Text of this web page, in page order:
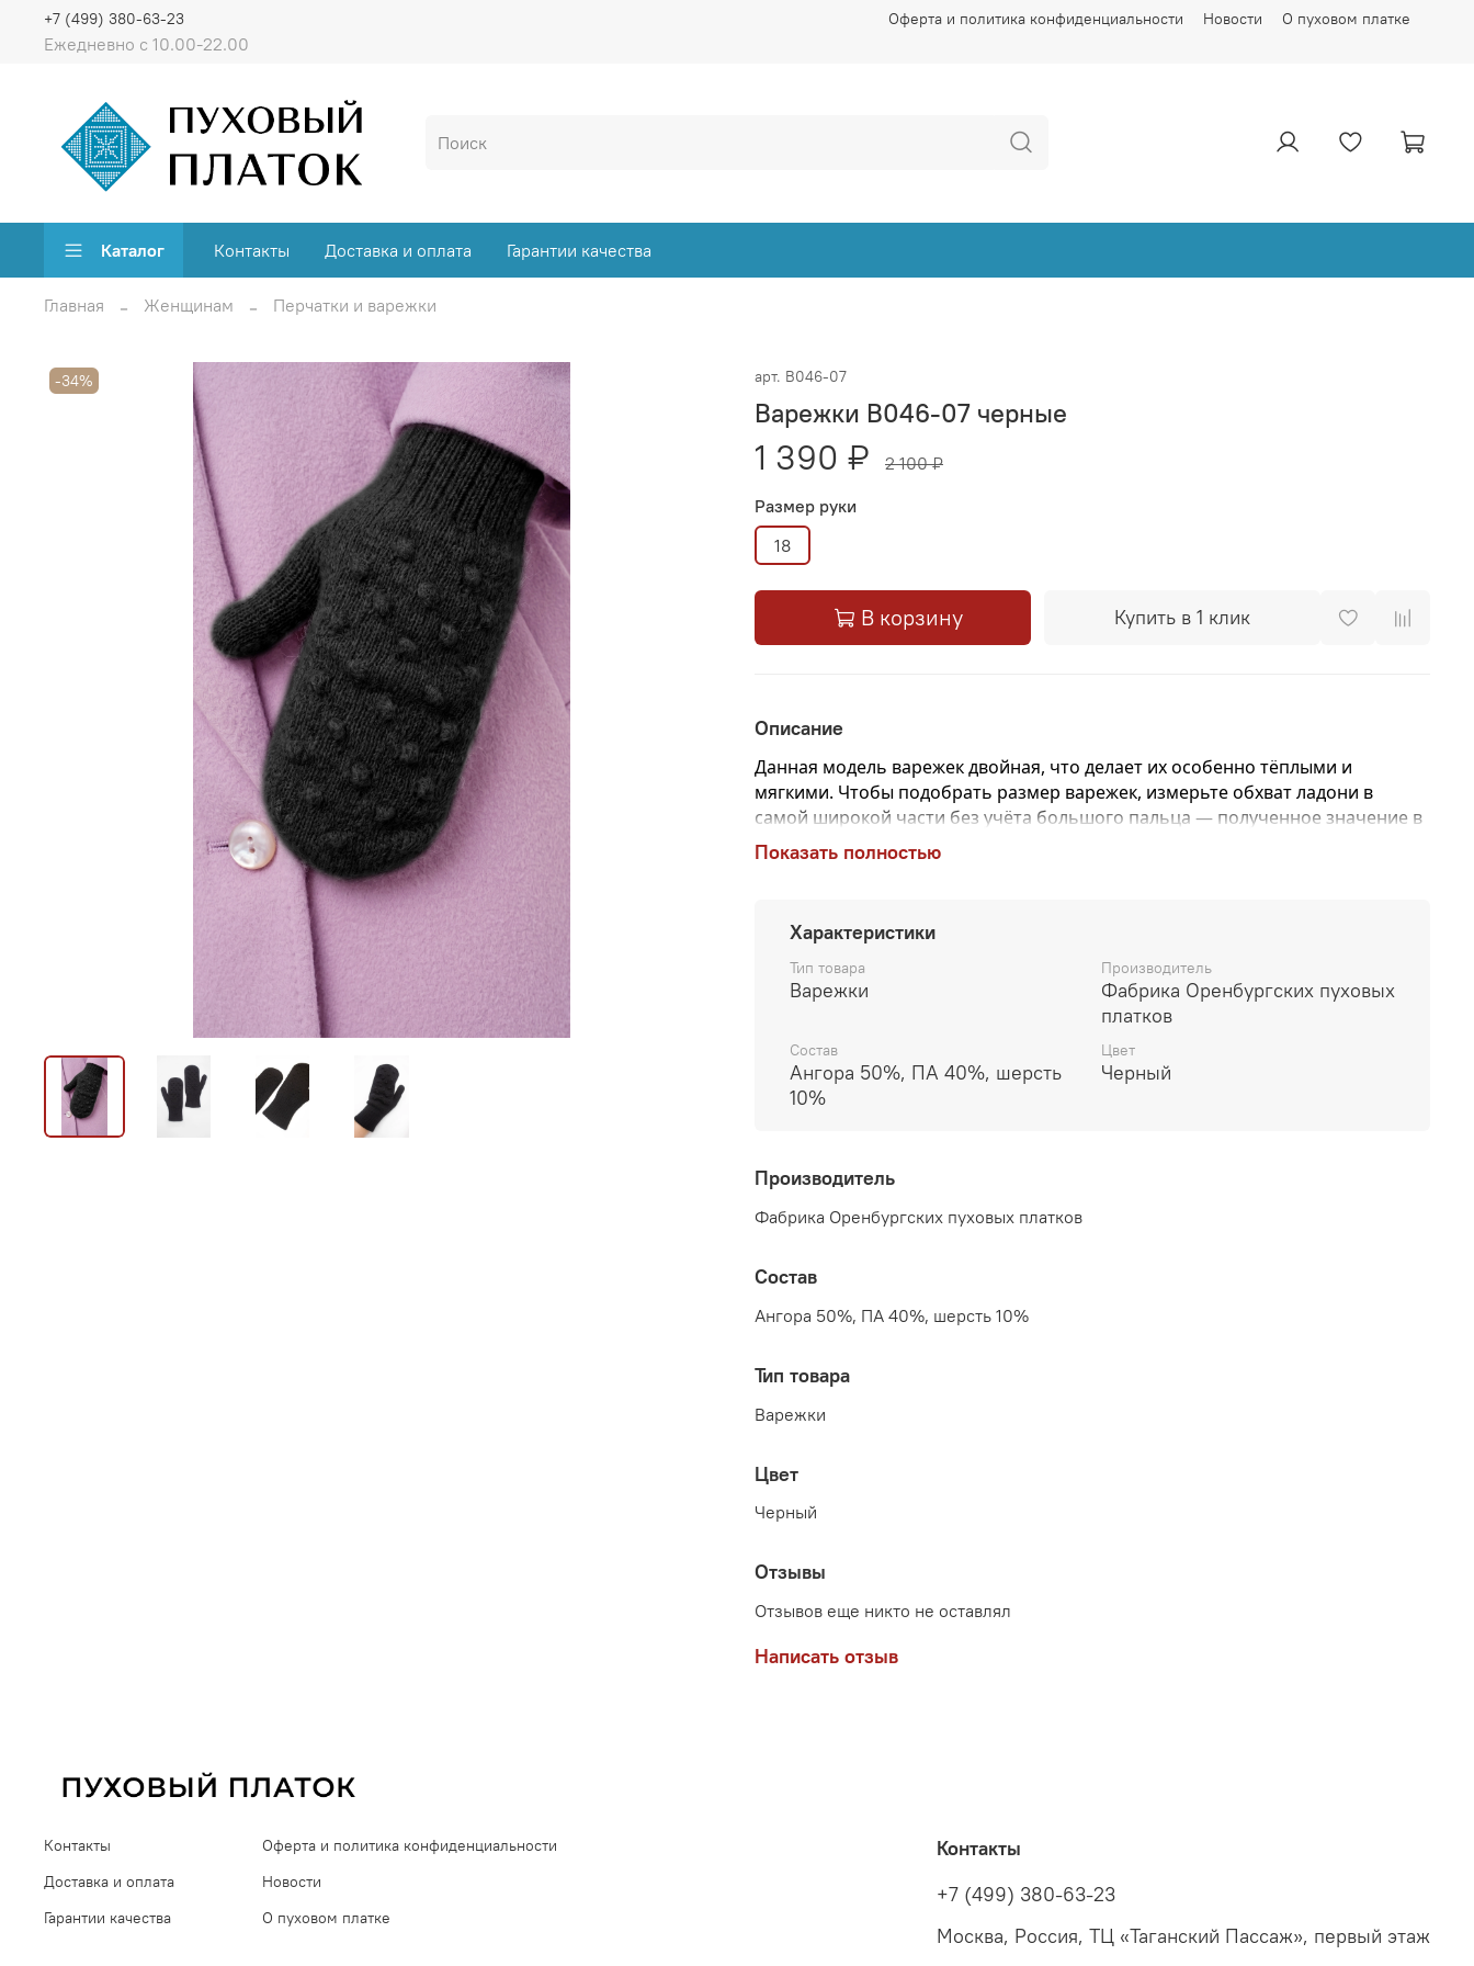
Оферта и политика конфиденциальности Новости О пуховом платке
Ежедневно с 10.00-22.00
+7 (499) 380-63-23
Каталог Контакты Доставка и оплата Гарантии качества
Главная Женщинам Перчатки и варежки
-34% арт. В046-07
Варежки В046-07 черные
1 390 ₽
2 100 ₽
Размер руки
18
В корзину Купить в 1 клик
Описание
Данная модель варежек двойная, что делает их особенно тёплыми и
мягкими. Чтобы подобрать размер варежек, измерьте обхват ладони в
самой широкой части без учёта большого пальца — полученное значение в
сантиметрах и будет вашим размером.
Показать полностью
Характеристики
Тип товара
Варежки
Производитель
Фабрика Оренбургских пуховых
платков
Состав
Ангора 50%, ПА 40%, шерсть
10%
Цвет
Черный
Производитель
Фабрика Оренбургских пуховых платков
Состав
Ангора 50%, ПА 40%, шерсть 10%
Тип товара
Варежки
Цвет
Черный
Отзывы
Отзывов еще никто не оставлял
Написать отзыв
Контакты
Доставка и оплата
Гарантии качества
Оферта и политика конфиденциальности
Новости
О пуховом платке
Контакты
+7 (499) 380-63-23
Москва, Россия, ТЦ «Таганский Пассаж», первый этаж